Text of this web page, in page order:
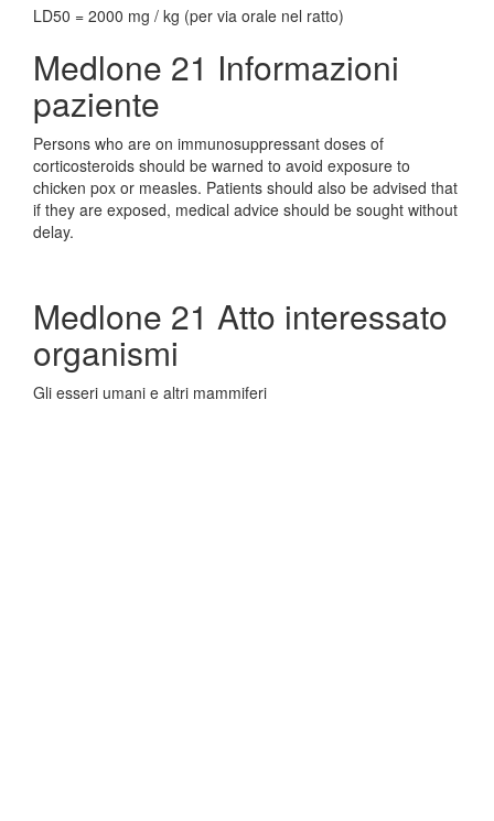
LD50 = 2000 mg / kg (per via orale nel ratto)
Medlone 21 Informazioni
paziente
Persons who are on immunosuppressant doses of
corticosteroids should be warned to avoid exposure to
chicken pox or measles. Patients should also be advised that
if they are exposed, medical advice should be sought without
delay.
Medlone 21 Atto interessato
organismi
Gli esseri umani e altri mammiferi